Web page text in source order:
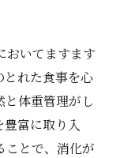
おいてますます
とれた食事を心
と体重管理がし
富に取り入
ことで、消化が